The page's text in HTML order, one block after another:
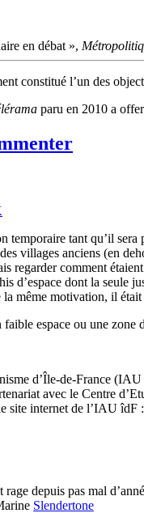
en débat »,
constitué l’un des
paru en 2010 a
tant qu’il
villages anciens (en
regarder comment
d’espace dont la seule
même motivation, il
espace ou une zone
d’Île-de-France
avec le Centre
site internet de l’IAU îdF :
rage depuis pas mal
Slendertone